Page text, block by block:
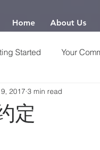
Home About Us
Started Your
定
2017 3 min read